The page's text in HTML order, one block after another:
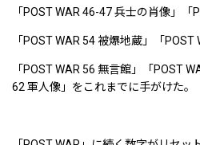
「POST WAR 46-47 兵士の肖像」「
「POST WAR 54 被爆地蔵」「POST
「POST WAR 56 無言館」「POST
62 軍人像」をこれまでに手がけた。